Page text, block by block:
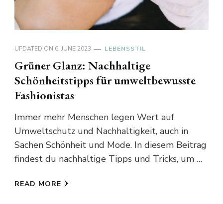
UPDATED ON 6. JUNE 2023 LEBENSSTIL
Grüner Glanz: Nachhaltige
Schönheitstipps für umweltbewusste
Fashionistas
Immer mehr Menschen legen Wert auf
Umweltschutz und Nachhaltigkeit, auch in
Sachen Schönheit und Mode. In diesem Beitrag
findest du nachhaltige Tipps und Tricks, um …
READ MORE